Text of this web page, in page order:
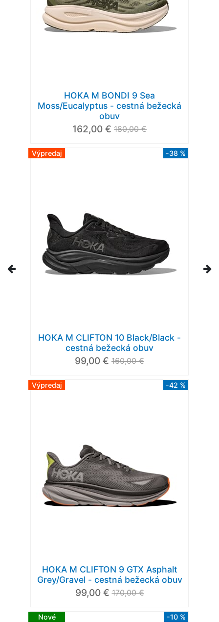
HOKA M BONDI 9 Sea
Moss/Eucalyptus - cestná bežecká
obuv
162,00 € 180,00 €
Výpredaj -38 %
HOKA M CLIFTON 10 Black/Black -
cestná bežecká obuv
99,00 € 160,00 €
Výpredaj -42 %
HOKA M CLIFTON 9 GTX Asphalt
Grey/Gravel - cestná bežecká obuv
99,00 € 170,00 €
Nové -10 %